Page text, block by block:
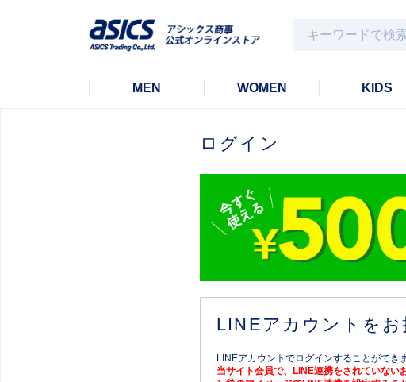
MEN WOMEN KIDS
ログイン
LINEアカウントをお
LINEアカウントでログインすることができ
当サイト会員で、LINE連携をされていない